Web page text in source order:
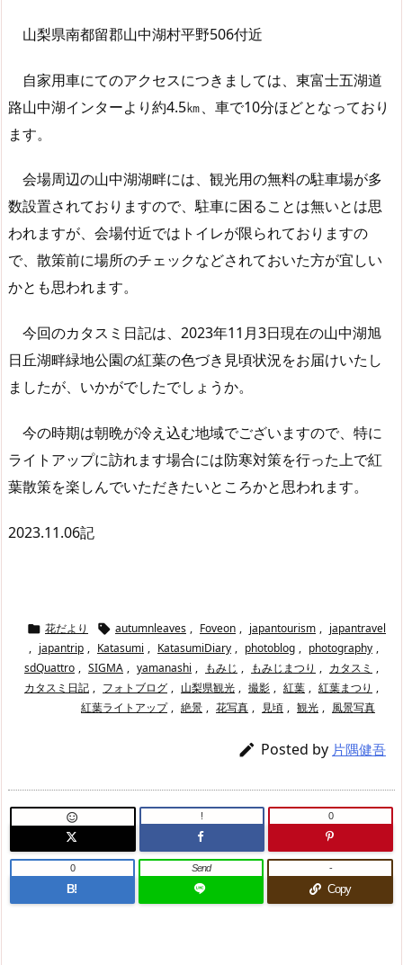
山梨県南都留郡山中湖村平野506付近
自家用車にてのアクセスにつきましては、東富士五湖道
路山中湖インターより約4.5㎞、車で10分ほどとなっており
ます。
会場周辺の山中湖湖畔には、観光用の無料の駐車場が多
数設置されておりますので、駐車に困ることは無いとは思
われますが、会場付近ではトイレが限られておりますの
で、散策前に場所のチェックなどされておいた方が宜しい
かとも思われます。
今回のカタスミ日記は、2023年11月3日現在の山中湖旭
日丘湖畔緑地公園の紅葉の色づき見頃状況をお届けいたし
ましたが、いかがでしたでしょうか。
今の時期は朝晩が冷え込む地域でございますので、特に
ライトアップに訪れます場合には防寒対策を行った上で紅
葉散策を楽しんでいただきたいところかと思われます。
2023.11.06記
 花だより  autumnleaves , Foveon , japantourism , japantravel
, japantrip , Katasumi , KatasumiDiary , photoblog , photography ,
sdQuattro , SIGMA , yamanashi , もみじ , もみじまつり , カタスミ ,
カタスミ日記 , フォトブログ , 山梨県観光 , 撮影 , 紅葉 , 紅葉まつり ,
紅葉ライトアップ , 絶景 , 花写真 , 見頃 , 観光 , 風景写真
 Posted by 片隅健吾
 ! 0
B!
0 Send
Copy
-